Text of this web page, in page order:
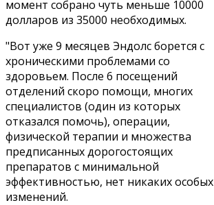
момент собрано чуть меньше 10000
долларов из 35000 необходимых.
"Вот уже 9 месяцев Эндолс борется с
хроническими проблемами со
здоровьем. После 6 посещений
отделений скоро помощи, многих
специалистов (один из которых
отказался помочь), операции,
физической терапии и множества
предписанных дорогостоящих
препаратов с минимальной
эффективностью, нет никаких особых
изменений.